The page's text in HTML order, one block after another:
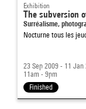
Exhibition
The subversion
Surréalisme,
Nocturne tous les
23 Sep 2009 - 11 Jan
11am - 9pm
Finished